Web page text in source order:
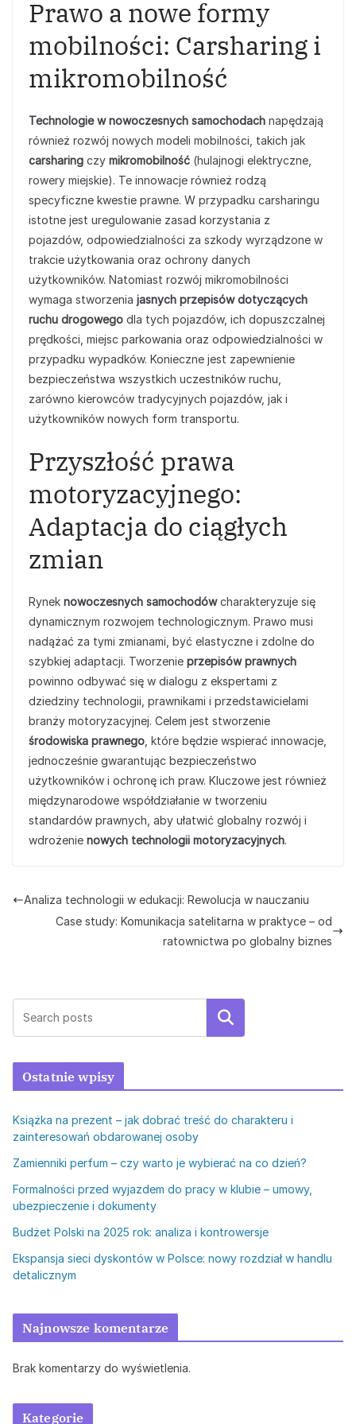
Prawo a nowe formy
mobilności: Carsharing i
mikromobilność
Technologie w nowoczesnych samochodach napędzają
również rozwój nowych modeli mobilności, takich jak
carsharing czy mikromobilność (hulajnogi elektryczne,
rowery miejskie). Te innowacje również rodzą
specyficzne kwestie prawne. W przypadku carsharingu
istotne jest uregulowanie zasad korzystania z
pojazdów, odpowiedzialności za szkody wyrządzone w
trakcie użytkowania oraz ochrony danych
użytkowników. Natomiast rozwój mikromobilności
wymaga stworzenia jasnych przepisów dotyczących
ruchu drogowego dla tych pojazdów, ich dopuszczalnej
prędkości, miejsc parkowania oraz odpowiedzialności w
przypadku wypadków. Konieczne jest zapewnienie
bezpieczeństwa wszystkich uczestników ruchu,
zarówno kierowców tradycyjnych pojazdów, jak i
użytkowników nowych form transportu.
Przyszłość prawa
motoryzacyjnego:
Adaptacja do ciągłych
zmian
Rynek nowoczesnych samochodówcharakteryzuje się
dynamicznym rozwojem technologicznym. Prawo musi
nadążać za tymi zmianami, być elastyczne i zdolne do
szybkiej adaptacji. Tworzenie przepisów prawnych
powinno odbywać się w dialogu z ekspertami z
dziedziny technologii, prawnikami i przedstawicielami
branży motoryzacyjnej. Celem jest stworzenie
środowiska prawnego , które będzie wspierać innowacje,
jednocześnie gwarantując bezpieczeństwo
użytkowników i ochronę ich praw. Kluczowe jest również
międzynarodowe współdziałanie w tworzeniu
standardów prawnych, aby ułatwić globalny rozwój i
wdrożenie nowych technologii motoryzacyjnych.
Analiza technologii w edukacji: Rewolucja w nauczaniu
Case study: Komunikacja satelitarna w praktyce – od
ratownictwa po globalny biznes
Szukaj
Ostatnie wpisy
Książka na prezent – jak dobrać treść do charakteru i
zainteresowań obdarowanej osoby
Zamienniki perfum – czy warto je wybierać na co dzień?
Formalności przed wyjazdem do pracy w klubie – umowy,
ubezpieczenie i dokumenty
Budżet Polski na 2025 rok: analiza i kontrowersje
Ekspansja sieci dyskontów w Polsce: nowy rozdział w handlu
detalicznym
Najnowsze komentarze
Brak komentarzy do wyświetlenia.
Kategorie